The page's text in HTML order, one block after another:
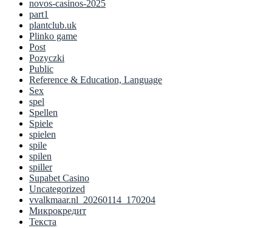
novos-casinos-2025
part1
plantclub.uk
Plinko game
Post
Pozyczki
Public
Reference & Education, Language
Sex
spel
Spellen
Spiele
spielen
spile
spilen
spiller
Supabet Casino
Uncategorized
vvalkmaar.nl_20260114_170204
Микрокредит
Текста